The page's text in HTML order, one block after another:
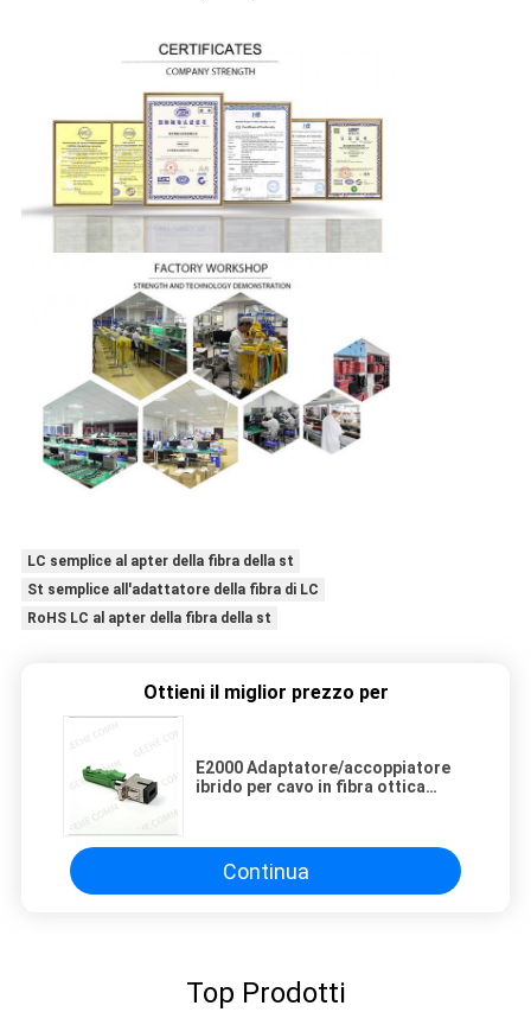
LC semplice al apter della fibra della st
St semplice all'adattatore della fibra di LC
RoHS LC al apter della fibra della st
Ottieni il miglior prezzo per
E2000 Adaptatore/accoppiatore
ibrido per cavo in fibra ottica
Continua
Top Prodotti